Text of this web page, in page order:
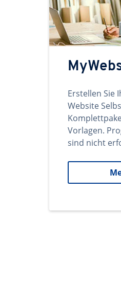
Erstellen Sie
Website
Vorlagen.
sind nicht